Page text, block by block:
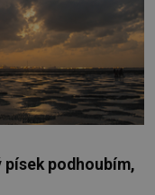
písek podhoubím,